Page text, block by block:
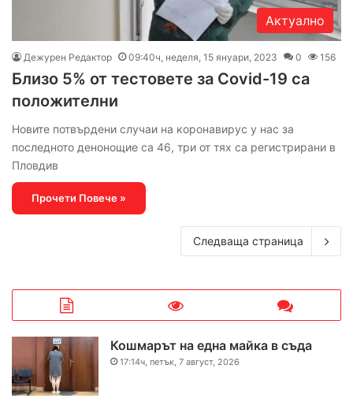
Актуално
Дежурен Редактор 09:40ч, неделя, 15 януари, 2023 0 156
Близо 5% от тестовете за Covid-19 са
положителни
Новите потвърдени случаи на коронавирус у нас за
последното денонощие са 46, три от тях са регистрирани в
Пловдив
Прочети Повече »
Следваща страница
Кошмарът на една майка в съда
17:14ч, петък, 7 август, 2026